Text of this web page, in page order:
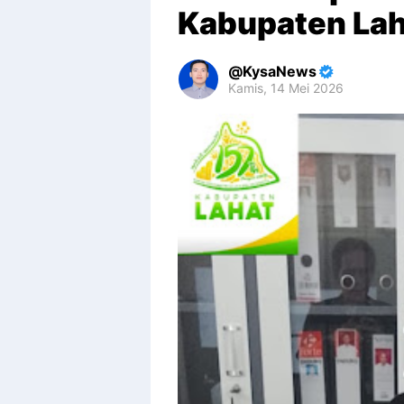
Kabupaten
KysaNews
Kamis, 14 Mei 2026
Premium
Raushan
Design
With
Shroff